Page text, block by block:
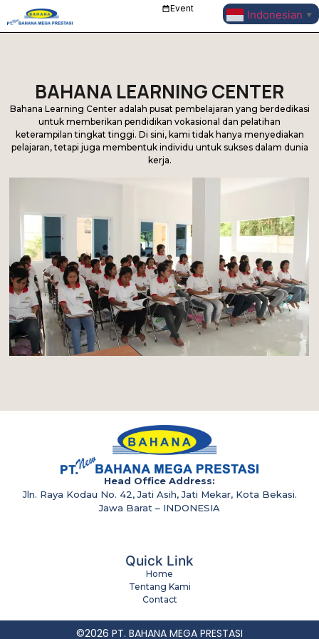
Event Indonesian ▼
BAHANA LEARNING CENTER
Bahana Learning Center adalah pusat pembelajaran yang berdedikasi
untuk memberikan pendidikan vokasional dan pelatihan
keterampilan tingkat tinggi. Di sini, kami tidak hanya menyediakan
pelajaran, tetapi juga membentuk individu untuk sukses dalam dunia
kerja.
Head Office Address:
Jln. Raya Kodau No. 42, Jati Asih, Jati Mekar, Kota Bekasi.
Jawa Barat – INDONESIA
Quick Link
Home
Tentang Kami
Contact
©2026 PT. BAHANA MEGA PRESTASI